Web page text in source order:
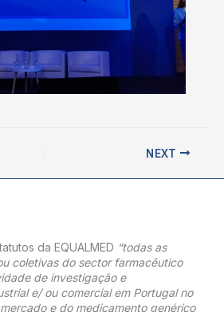
NEXT
da EQUALMED “todas as
coletivas do sector farmacêutico
de investigação e
e/ ou comercial em Portugal no
e do medicamento genérico